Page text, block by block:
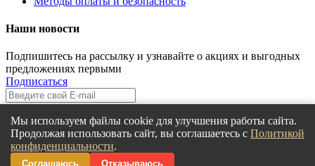
Наши новости
Подпишитесь на рассылку и узнавайте о акциях и выгодных
предложениях первыми
Подписаться
Сделано вМадлоад Креатив©2015.
Мы используем файлы cookie для улучшения работы сайта.
Продолжая использовать сайт, вы соглашаетесь с Политикой
конфиденциальности.
Соглашаюсь Отказываюсь
Сообщение